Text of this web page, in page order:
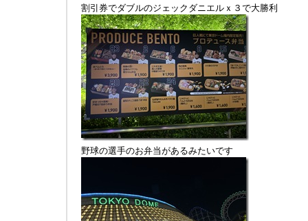
割引券でダブルのジェックダニエルｘ３で大勝利
野球の選手のお弁当があるみたいです